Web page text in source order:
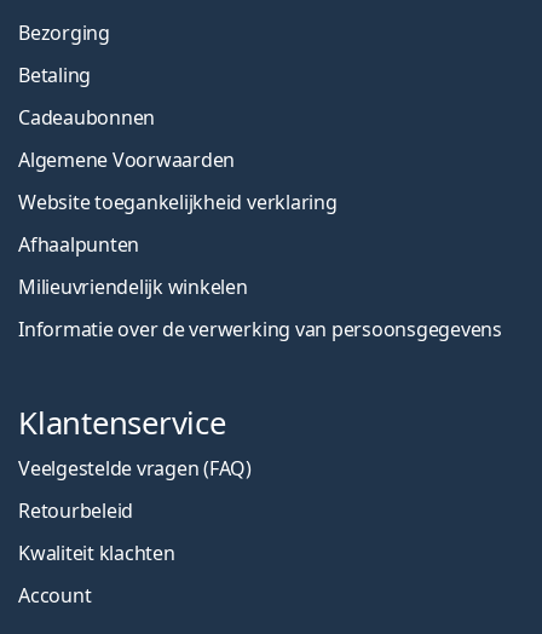
Bezorging
Betaling
Cadeaubonnen
Algemene Voorwaarden
Website toegankelijkheid verklaring
Afhaalpunten
Milieuvriendelijk winkelen
Informatie over de verwerking van persoonsgegevens
Klantenservice
Veelgestelde vragen (FAQ)
Retourbeleid
Kwaliteit klachten
Account